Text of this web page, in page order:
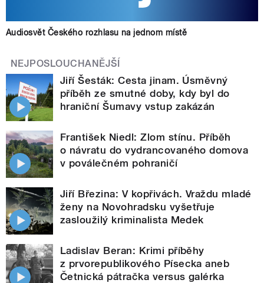
Audiosvět Českého rozhlasu na jednom místě
NEJPOSLOUCHANĚJŠÍ
Jiří Šesták: Cesta jinam. Úsměvný
příběh ze smutné doby, kdy byl do
hraniční Šumavy vstup zakázán
František Niedl: Zlom stínu. Příběh
o návratu do vydrancovaného domova
v poválečném pohraničí
Jiří Březina: V kopřivách. Vraždu mladé
ženy na Novohradsku vyšetřuje
zasloužilý kriminalista Medek
Ladislav Beran: Krimi příběhy
z prvorepublikového Písecka aneb
Četnická pátračka versus galérka